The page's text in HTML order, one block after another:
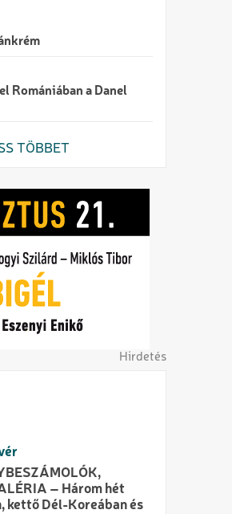
Romániában a Danel
TÖBBET
Hirdetés
– Három hét
kettő Dél-Koreában és